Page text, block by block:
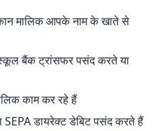
मालिक आपके नाम के खाते से
बैंक ट्रांसफर पसंद करते या
काम कर रहे हैं
डायरेक्ट डेबिट पसंद करते हैं